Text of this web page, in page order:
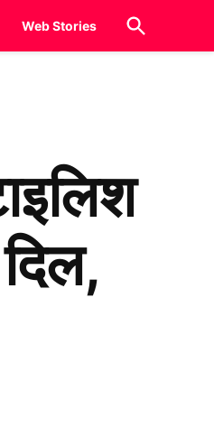
Web Stories
Open
Search